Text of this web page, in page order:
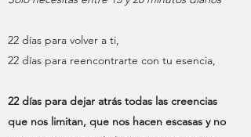
22 días para volver a ti,
22 días para reencontrarte con tu esencia,
22 días para dejar atrás todas las creencias
que nos limitan, que nos hacen escasas y no